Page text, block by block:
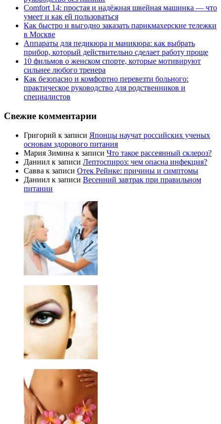
Comfort 14: простая и надёжная швейная машинка — что
умеет и как ей пользоваться
Как быстро и выгодно заказать парикмахерские тележки
в Москве
Аппараты для педикюра и маникюра: как выбрать
прибор, который действительно сделает работу проще
10 фильмов о женском спорте, которые мотивируют
сильнее любого тренера
Как безопасно и комфортно перевезти больного:
практическое руководство для родственников и
специалистов
Свежие комментарии
Григорий к записи Японцы научат российских ученых
основам здорового питания
Мария Зимина к записи Что такое рассеянный склероз?
Даниил к записи Лептоспироз: чем опасна инфекция?
Савва к записи Отек Рейнке: причины и симптомы
Даниил к записи Весенний завтрак при правильном
питании